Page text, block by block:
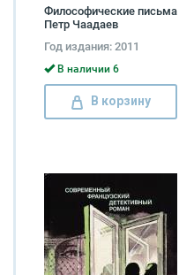
Философические письма
Петр Чаадаев
Год издания: 2011
В наличии 6
В корзину